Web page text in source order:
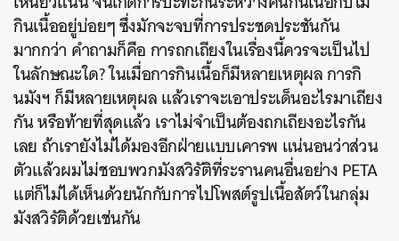
กินเนื้ออยู่บ่อยๆ ซึ่งมักจะจบที่การประชดประชันกัน
มากกว่า คำถามก็คือ การถกเถียงในเรื่องนี้ควรจะเป็นไป
ในลักษณะใด? ในเมื่อการกินเนื้อก็มีหลายเหตุผล การกิ
นมังฯ ก็มีหลายเหตุผลแล้วเราจะเอาประเด็นอะไรมาเถียง
กัน หรือท้ายที่สุดแล้ว เราไม่จำเป็นต้องถกเถียงอะไรกัน
เลย ถ้าเรายังไม่ได้มองอีกฝ่ายแบบเคารพ แน่นอนว่าส่วน
ตัวแล้วผมไม่ชอบพวกมังสวิรัติที่ระรานคนอื่นอย่าง PETA
แต่ก็ไม่ได้เห็นด้วยนักกับการไปโพสต์รูปเนื้อสัตว์ในกลุ่ม
มังสวิรัติด้วยเช่นกัน